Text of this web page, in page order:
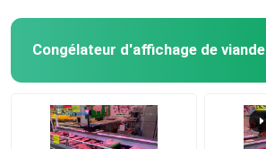
Congélateur d'affichage de viande